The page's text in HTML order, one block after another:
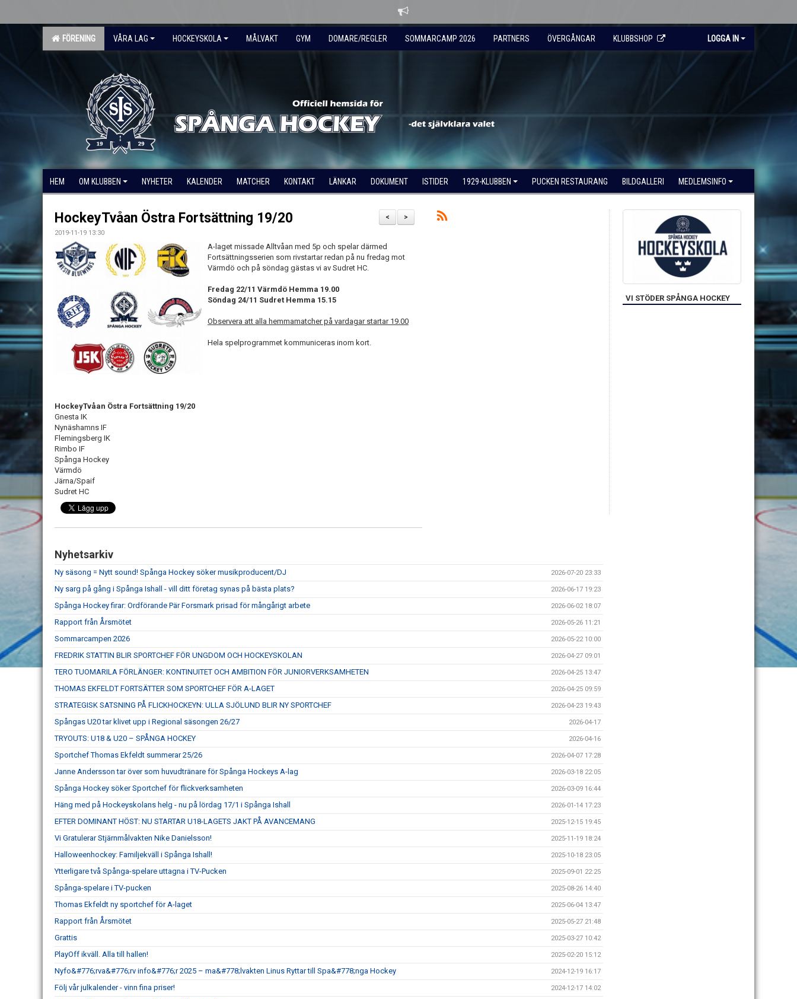
FÖRENING VÅRA LAG HOCKEYSKOLA MÅLVAKT GYM DOMARE/REGLER SOMMARCAMP 2026 PARTNERS ÖVERGÅNGAR KLUBBSHOP LOGGA IN
HEM OM KLUBBEN NYHETER KALENDER MATCHER KONTAKT LÄNKAR DOKUMENT ISTIDER 1929-KLUBBEN PUCKEN RESTAURANG BILDGALLERI MEDLEMSINFO
>
<
HockeyTvåan Östra Fortsättning 19/20
2019-11-19 13:30
A-laget missade Alltvåan med 5p och spelar därmed
Fortsättningsserien som rivstartar redan på nu fredag mot
Värmdö och på söndag gästas vi av Sudret HC.
Fredag 22/11 Värmdö Hemma 19.00
Söndag 24/11 Sudret Hemma 15.15
Observera att alla hemmamatcher på vardagar startar 19.00
Hela spelprogrammet kommuniceras inom kort.
HockeyTvåan Östra Fortsättning 19/20
Gnesta IK
Nynäshamns IF
Flemingsberg IK
Rimbo IF
Spånga Hockey
Värmdö
Järna/Spaif
Sudret HC
Nyhetsarkiv
Ny säsong = Nytt sound! Spånga Hockey söker musikproducent/DJ 2026-07-20 23:33
Ny sarg på gång i Spånga Ishall - vill ditt företag synas på bästa plats? 2026-06-17 19:23
Spånga Hockey firar: Ordförande Pär Forsmark prisad för mångårigt arbete 2026-06-02 18:07
Rapport från Årsmötet 2026-05-26 11:21
Sommarcampen 2026 2026-05-22 10:00
FREDRIK STATTIN BLIR SPORTCHEF FÖR UNGDOM OCH HOCKEYSKOLAN 2026-04-27 09:01
TERO TUOMARILA FÖRLÄNGER: KONTINUITET OCH AMBITION FÖR JUNIORVERKSAMHETEN 2026-04-25 13:47
THOMAS EKFELDT FORTSÄTTER SOM SPORTCHEF FÖR A-LAGET 2026-04-25 09:59
STRATEGISK SATSNING PÅ FLICKHOCKEYN: ULLA SJÖLUND BLIR NY SPORTCHEF 2026-04-23 19:43
Spångas U20 tar klivet upp i Regional säsongen 26/27 2026-04-17
TRYOUTS: U18 & U20 – SPÅNGA HOCKEY 2026-04-16
Sportchef Thomas Ekfeldt summerar 25/26 2026-04-07 17:28
Janne Andersson tar över som huvudtränare för Spånga Hockeys A-lag 2026-03-18 22:05
Spånga Hockey söker Sportchef för flickverksamheten 2026-03-09 16:44
Häng med på Hockeyskolans helg - nu på lördag 17/1 i Spånga Ishall 2026-01-14 17:23
EFTER DOMINANT HÖST: NU STARTAR U18-LAGETS JAKT PÅ AVANCEMANG 2025-12-15 19:45
Vi Gratulerar Stjärnmålvakten Nike Danielsson! 2025-11-19 18:24
Halloweenhockey: Familjekväll i Spånga Ishall! 2025-10-18 23:05
Ytterligare två Spånga-spelare uttagna i TV-Pucken 2025-09-01 22:25
Spånga-spelare i TV-pucken 2025-08-26 14:40
Thomas Ekfeldt ny sportchef för A-laget 2025-06-04 13:47
Rapport från Årsmötet 2025-05-27 21:48
Grattis 2025-03-27 10:42
PlayOff ikväll. Alla till hallen! 2025-02-20 15:12
Nyfo&#776;rva&#776;rv info&#776;r 2025 – ma&#778;lvakten Linus Ryttar till Spa&#778;nga Hockey 2024-12-19 16:17
Följ vår julkalender - vinn fina priser! 2024-12-17 14:02
VI STÖDER SPÅNGA HOCKEY